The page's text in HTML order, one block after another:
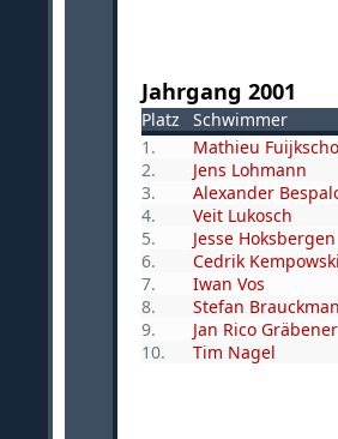
Jahrgang 2001
Platz Schwimmer
1.
Mathieu
2.
Jens Lohmann
3.
Alexander
4.
Veit Lukosch
5.
Jesse Hoksbergen
6.
Cedrik Kempowski
7.
Iwan Vos
8.
Stefan
9.
Jan Rico Gräbener
10.
Tim Nagel